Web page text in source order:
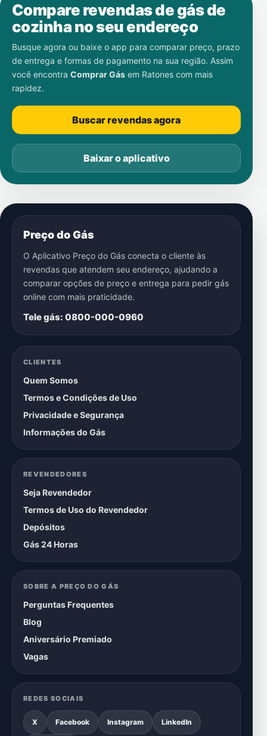
Compare revendas de gás de
cozinha no seu endereço
Busque agora ou baixe o app para comparar preço, prazo
de entrega e formas de pagamento na sua região. Assim
você encontra Comprar Gás em Ratones com mais
rapidez.
Buscar revendas agora
Baixar o aplicativo
Preço do Gás
O Aplicativo Preço do Gás conecta o cliente às
revendas que atendem seu endereço, ajudando a
comparar opções de preço e entrega para pedir gás
online com mais praticidade.
Tele gás: 0800-000-0960
CLIENTES
Quem Somos
Termos e Condições de Uso
Privacidade e Segurança
Informações do Gás
REVENDEDORES
Seja Revendedor
Termos de Uso do Revendedor
Depósitos
Gás 24 Horas
SOBRE A PREÇO DO GÁS
Perguntas Frequentes
Blog
Aniversário Premiado
Vagas
REDES SOCIAIS
X Facebook Instagram LinkedIn